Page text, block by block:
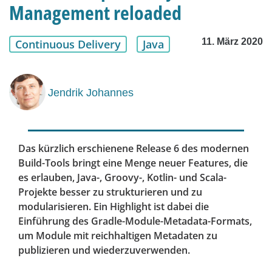
Management reloaded
Continuous Delivery Java 11. März 2020
Jendrik Johannes
Das kürzlich erschienene Release 6 des modernen
Build-Tools bringt eine Menge neuer Features, die
es erlauben, Java-, Groovy-, Kotlin- und Scala-
Projekte besser zu strukturieren und zu
modularisieren. Ein Highlight ist dabei die
Einführung des Gradle-Module-Metadata-Formats,
um Module mit reichhaltigen Metadaten zu
publizieren und wiederzuverwenden.